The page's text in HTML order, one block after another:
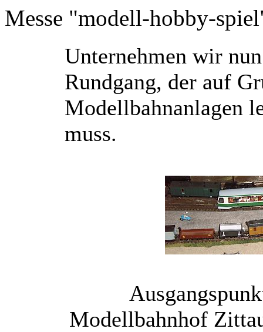
Messe "modell-hobby-
Unternehmen wir
Rundgang, der auf
Modellbahnanlagen
muss.
Modellbahnhof